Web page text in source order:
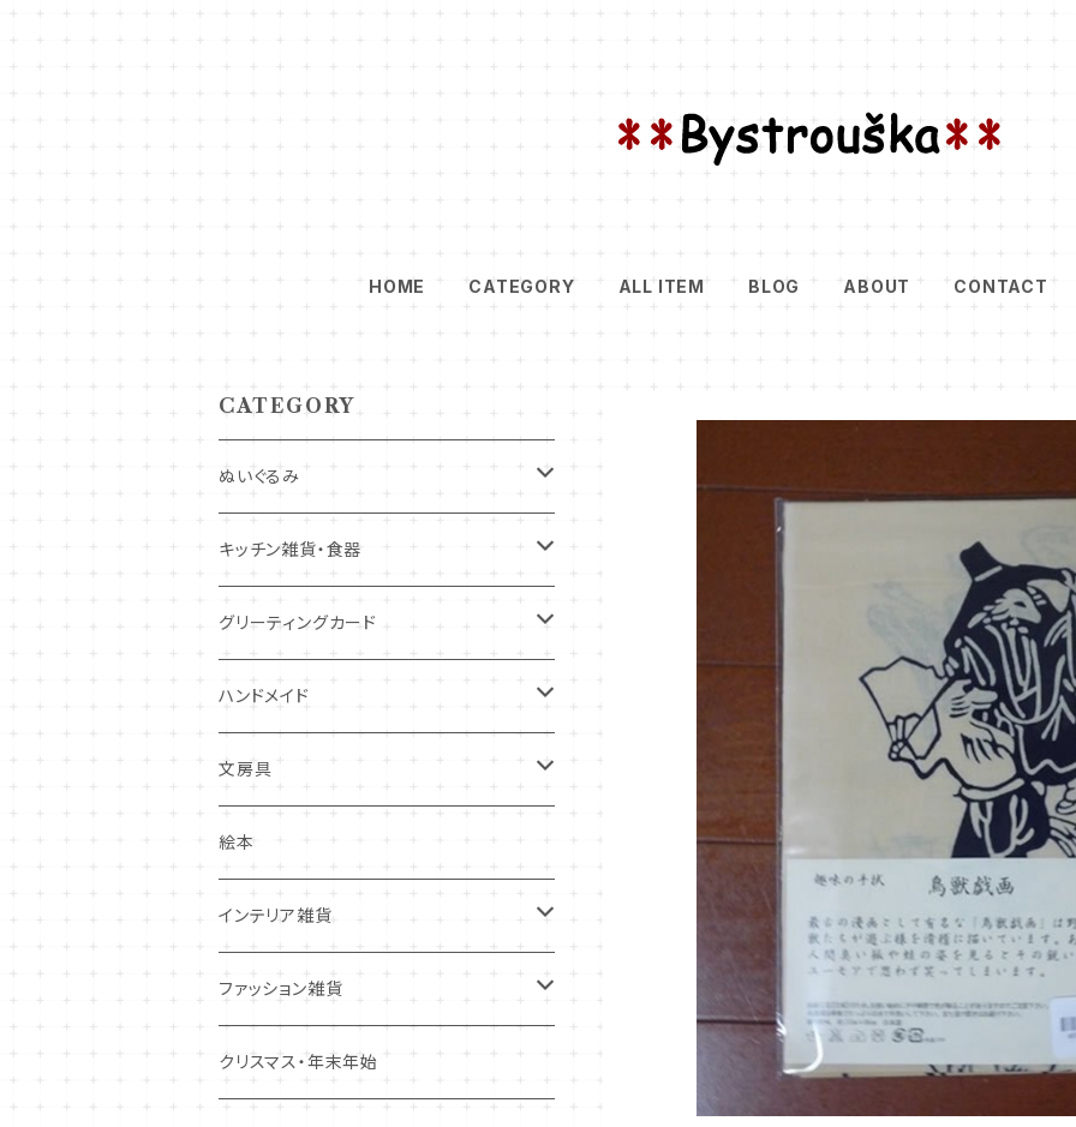
HOME CATEGORY ALL ITEM BLOG ABOUT CONTACT
CATEGORY
ぬいぐるみ
キツネ
犬
その他
キッチン雑貨・食器
コースター・布製品
食器
その他
グリーティングカード
バースデーカード
多目的カード
クリスマス・冬の季節
ポストカード
ハンドメイド
ニードルフエルト
ワッペン
抜型、シリコンモールド
その他
文房具
ノート・メモ・付箋
レターセット
マステ・ステッカー等
しおり・ブックマーク
絵本
インテリア雑貨
置物
布製品・ドイリー
ファッション雑貨
キーホルダー・バッグチャーム
クリスマス・年末年始